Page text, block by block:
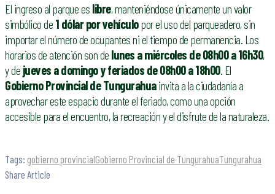
El ingreso al parque es libre, manteniéndose únicamente un valor
simbólico de 1 dólar por vehículopor el uso del parqueadero, sin
importar el número de ocupantes ni el tiempo de permanencia. Los
horarios de atención son de lunes a miércoles de 08h00 a 16h30,
y de jueves a domingo y feriados de 08h00 a 18h00. El
Gobierno Provincial de Tungurahuainvita a la ciudadanía a
aprovechar este espacio durante el feriado, como una opción
accesible para el encuentro, la recreación y el disfrute de la naturaleza.
Tags: gobierno provincialGobierno Provincial de TungurahuaTungurahua
Share Article